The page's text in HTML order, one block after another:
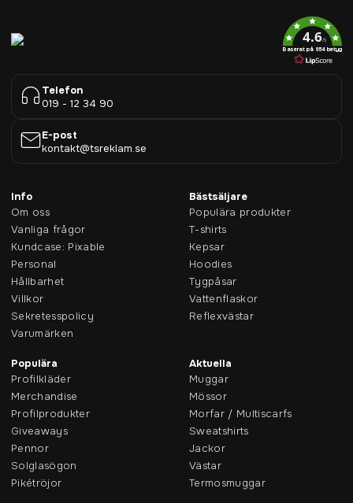
4.6/5
Baserat på 954 betyg
Telefon
019 - 12 34 90
E-post
kontakt@tsreklam.se
Info
Om oss
Vanliga frågor
Kundcase: Pixable
Personal
Hållbarhet
Villkor
Sekretesspolicy
Varumärken
Bästsäljare
Populära produkter
T-shirts
Kepsar
Hoodies
Tygpåsar
Vattenflaskor
Reflexvästar
Populära
Profilkläder
Merchandise
Profilprodukter
Giveaways
Pennor
Solglasögon
Pikétröjor
Aktuella
Muggar
Mössor
Morfar / Multiscarfs
Sweatshirts
Jackor
Västar
Termosmuggar